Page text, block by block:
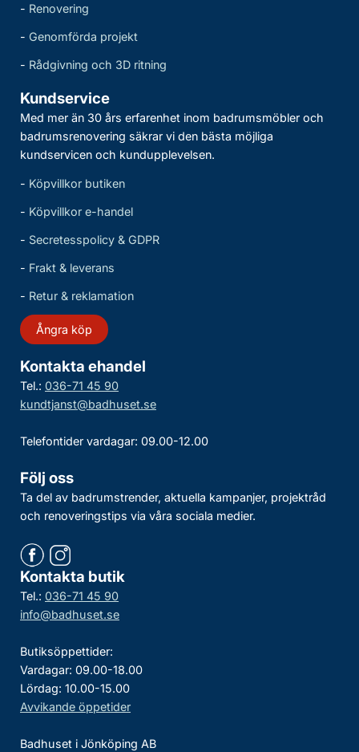
- Renovering
- Genomförda projekt
- Rådgivning och 3D ritning
Kundservice
Med mer än 30 års erfarenhet inom badrumsmöbler och
badrumsrenovering säkrar vi den bästa möjliga
kundservicen och kundupplevelsen.
- Köpvillkor butiken
- Köpvillkor e-handel
- Secretesspolicy & GDPR
- Frakt & leverans
- Retur & reklamation
Ångra köp
Kontakta ehandel
Tel.: 036-71 45 90
kundtjanst@badhuset.se
Telefontider vardagar: 09.00-12.00
Följ oss
Ta del av badrumstrender, aktuella kampanjer, projektråd
och renoveringstips via våra sociala medier.
Kontakta butik
Tel.: 036-71 45 90
info@badhuset.se
Butiksöppettider:
Vardagar: 09.00-18.00
Lördag: 10.00-15.00
Avvikande öppetider
Badhuset i Jönköping AB